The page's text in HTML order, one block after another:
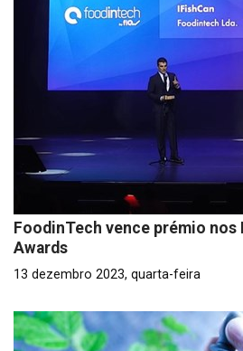
FoodinTech vence prémio nos
Awards
13 dezembro 2023, quarta-feira